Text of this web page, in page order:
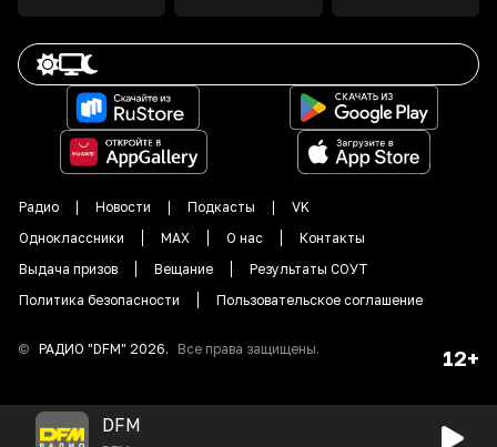
Радио Новости Подкасты
VK
Одноклассники
MAX О нас
Контакты
Выдача призов
Вещание
Результаты СОУТ
Политика безопасности
Пользовательское соглашение
© РАДИО "DFM" 2026. Все права защищены. 12+
DFM